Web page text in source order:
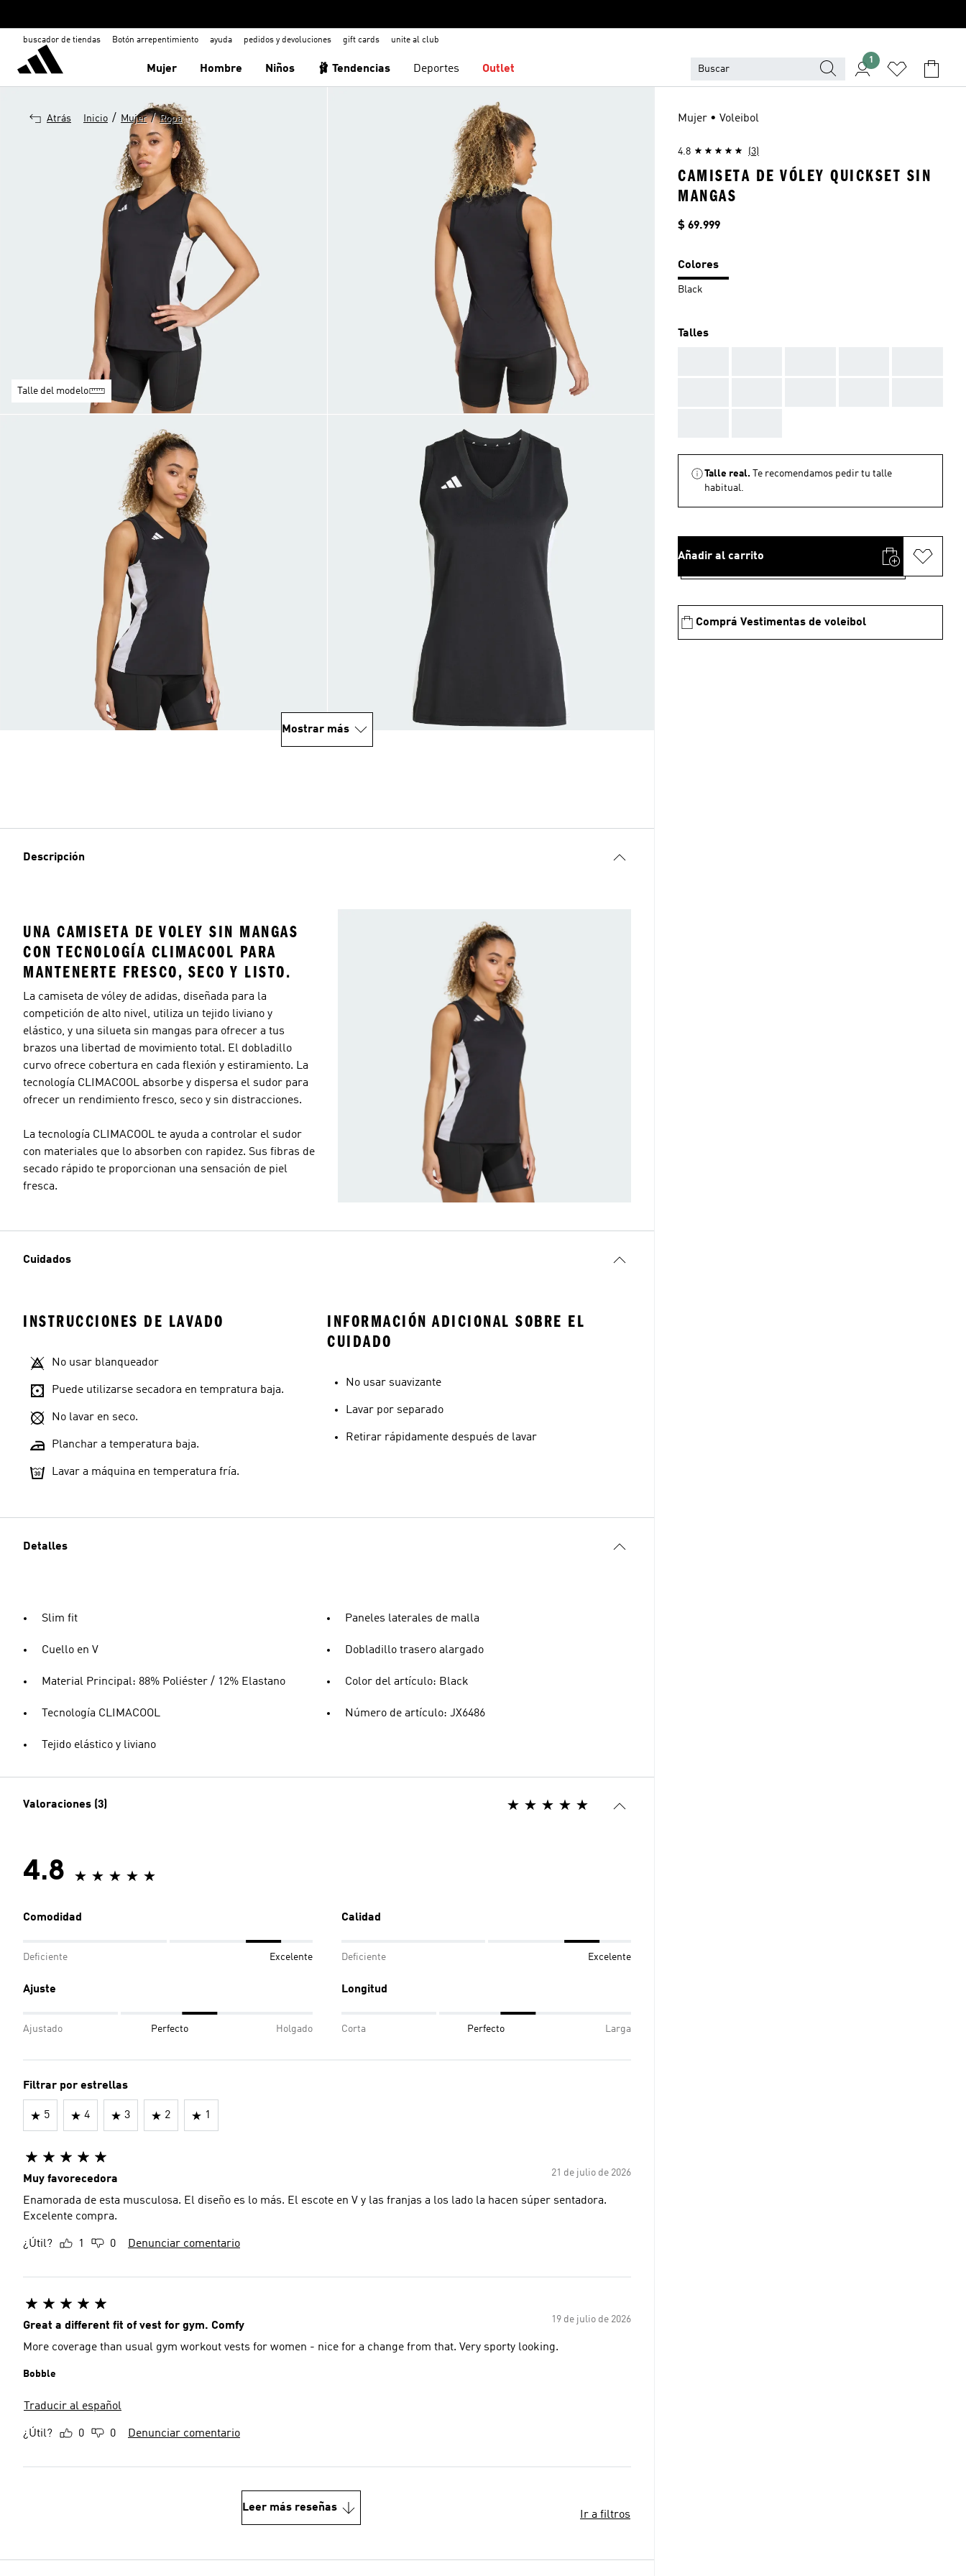
buscador de tiendas Botón arrepentimiento ayuda pedidos y devoluciones gift cards unite al club
Mujer Hombre Niños 🩰 Tendencias Deportes Outlet
1
Atrás Inicio / Mujer / Ropa
Talle del modelo
Mostrar más
Descripción
UNA CAMISETA DE VOLEY SIN MANGAS
CON TECNOLOGÍA CLIMACOOL PARA
MANTENERTE FRESCO, SECO Y LISTO.
La camiseta de vóley de adidas, diseñada para la
competición de alto nivel, utiliza un tejido liviano y
elástico, y una silueta sin mangas para ofrecer a tus
brazos una libertad de movimiento total. El dobladillo
curvo ofrece cobertura en cada flexión y estiramiento. La
tecnología CLIMACOOL absorbe y dispersa el sudor para
ofrecer un rendimiento fresco, seco y sin distracciones.
La tecnología CLIMACOOL te ayuda a controlar el sudor
con materiales que lo absorben con rapidez. Sus fibras de
secado rápido te proporcionan una sensación de piel
fresca.
Cuidados
INSTRUCCIONES DE LAVADO
No usar blanqueador
Puede utilizarse secadora en tempratura baja.
No lavar en seco.
Planchar a temperatura baja.
Lavar a máquina en temperatura fría.
INFORMACIÓN ADICIONAL SOBRE EL
CUIDADO
No usar suavizante
Lavar por separado
Retirar rápidamente después de lavar
Detalles
Slim fit
Cuello en V
Material Principal: 88% Poliéster / 12% Elastano
Tecnología CLIMACOOL
Tejido elástico y liviano
Paneles laterales de malla
Dobladillo trasero alargado
Color del artículo: Black
Número de artículo: JX6486
Valoraciones (3)
4.8
Comodidad
Deficiente Excelente
Calidad
Deficiente Excelente
Ajuste
Ajustado Perfecto Holgado
Longitud
Corta Perfecto Larga
Filtrar por estrellas
5 4 3 2 1
21 de julio de 2026
Muy favorecedora
Enamorada de esta musculosa. El diseño es lo más. El escote en V y las franjas a los lado la hacen súper sentadora.
Excelente compra.
¿Útil? 1 0 Denunciar comentario
19 de julio de 2026
Great a different fit of vest for gym. Comfy
More coverage than usual gym workout vests for women - nice for a change from that. Very sporty looking.
Bobble
Traducir al español
¿Útil? 0 0 Denunciar comentario
Leer más reseñas
Ir a filtros
Mujer • Voleibol
4.8 (3)
CAMISETA DE VÓLEY QUICKSET SIN
MANGAS
Precio
$ 69.999
Colores
Black
Talles
Talle real.
Te recomendamos pedir tu talle
habitual.
Añadir al carrito
Comprá Vestimentas de voleibol